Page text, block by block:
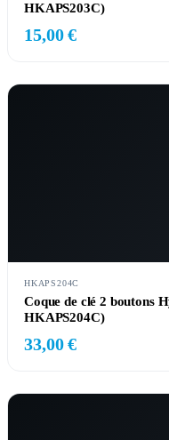
HKAPS203C)
15,00 €
HKAPS204C
Coque de clé 2 boutons
HKAPS204C)
33,00 €